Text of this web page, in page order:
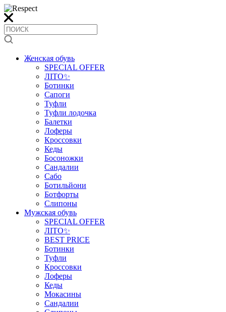
Женская обувь
SPECIAL OFFER
ЛІТО✨
Ботинки
Сапоги
Туфли
Туфли лодочка
Балетки
Лоферы
Кроссовки
Кеды
Босоножки
Сандалии
Сабо
Ботильйони
Ботфорты
Слипоны
Мужская обувь
SPECIAL OFFER
ЛІТО✨
BEST PRICE
Ботинки
Туфли
Кроссовки
Лоферы
Кеды
Мокасины
Сандалии